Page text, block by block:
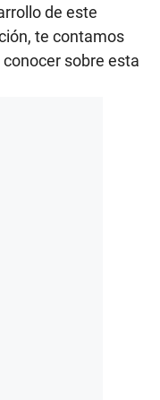
de este
te contamos
sobre esta